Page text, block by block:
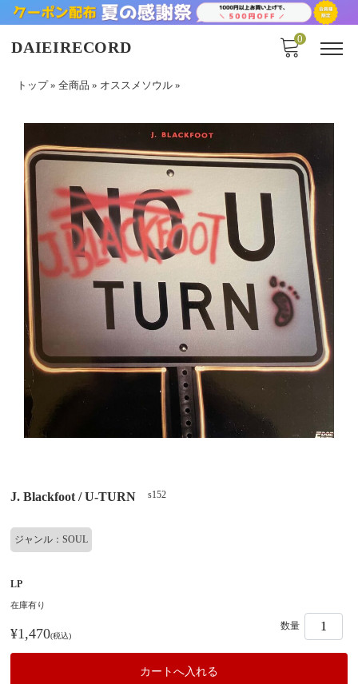
DAIEIRECORD 0
トップ» 全商品 » オススメソウル »
J. Blackfoot / U-TURN s152
ジャンル：SOUL
LP
在庫有り
¥1,470(税込)
数量